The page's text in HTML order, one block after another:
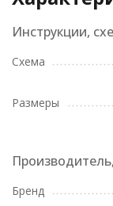
Инструкции,
Схема
Размеры
Бренд